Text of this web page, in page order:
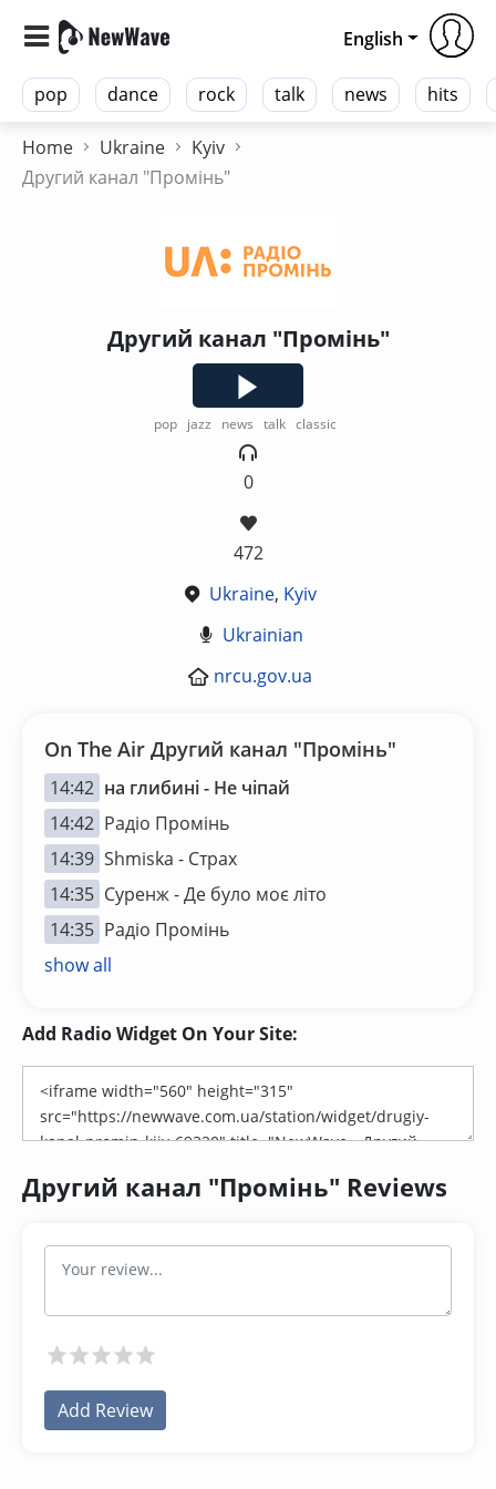
pop dance rock talk news hits
English
Home Ukraine
Kyiv
Другий канал "Промiнь"
Другий канал "Промiнь"
pop jazz news talk classic
0
472
Ukraine, Kyiv
Ukrainian
nrcu.gov.ua
On The Air Другий канал "Промiнь"
14:42 на глибині - Не чіпай
14:42 Радіо Промінь
14:39 Shmiska - Страх
14:35 Суренж - Де було моє літо
14:35 Радіо Промінь
show all
Add Radio Widget On Your Site:
Другий канал "Промiнь" Reviews
Add Review